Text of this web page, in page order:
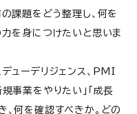
課題をどう整理し、何を
力を身につけたいと思いま
ューデリジェンス、PMI
事業をやりたい」「成長
、何を確認すべきか。どの